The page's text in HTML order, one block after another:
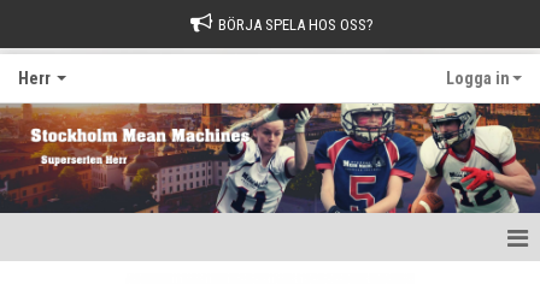
BÖRJA SPELA HOS OSS?
Herr Logga in